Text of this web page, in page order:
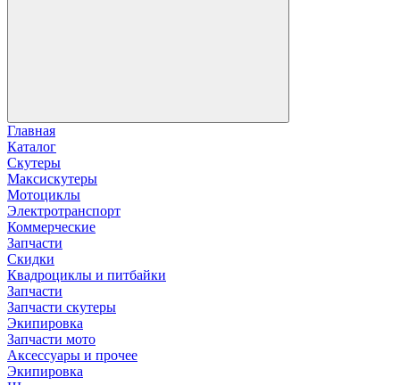
Главная
Каталог
Скутеры
Максискутеры
Мотоциклы
Электротранспорт
Коммерческие
Запчасти
Скидки
Квадроциклы и питбайки
Запчасти
Запчасти скутеры
Экипировка
Запчасти мото
Аксессуары и прочее
Экипировка